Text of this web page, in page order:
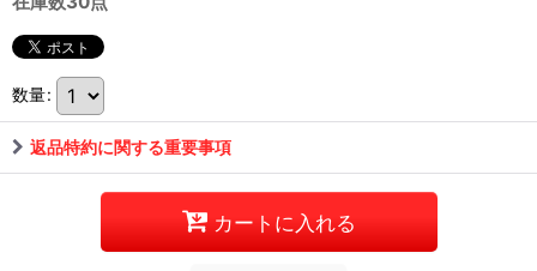
数量:
返品特約に関する重要事項
カートに入れる